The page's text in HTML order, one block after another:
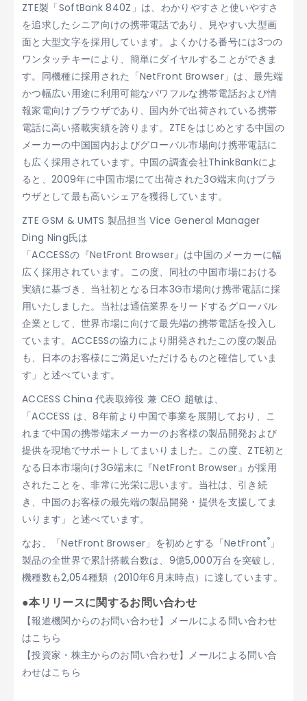
ZTE製「SoftBank 840Z」は、わかりやすさと使いやすさ
を追求したシニア向けの携帯電話であり、見やすい大型画
面と大型文字を採用しています。よくかける番号には3つの
ワンタッチキーにより、簡単にダイヤルすることができま
す。同機種に採用された「NetFront Browser」は、最先端
かつ幅広い用途に利用可能なパワフルな携帯電話および情
報家電向けブラウザであり、国内外で出荷されている携帯
電話に高い搭載実績を誇ります。ZTEをはじめとする中国の
メーカーの中国国内およびグローバル市場向け携帯電話に
も広く採用されています。中国の調査会社ThinkBankによ
ると、2009年に中国市場にて出荷された3G端末向けブラ
ウザとして最も高いシェアを獲得しています。
ZTE GSM & UMTS 製品担当 Vice General Manager
Ding Ning氏は
「ACCESSの『NetFront Browser』は中国のメーカーに幅
広く採用されています。この度、同社の中国市場における
実績に基づき、当社初となる日本3G市場向け携帯電話に採
用いたしました。当社は通信業界をリードするグローバル
企業として、世界市場に向けて最先端の携帯電話を投入し
ています。ACCESSの協力により開発されたこの度の製品
も、日本のお客様にご満足いただけるものと確信していま
す」と述べています。
ACCESS China 代表取締役 兼 CEO 趙敏は、
「ACCESS は、8年前より中国で事業を展開しており、こ
れまで中国の携帯端末メーカーのお客様の製品開発および
提供を現地でサポートしてまいりました。この度、ZTE初と
なる日本市場向け3G端末に『NetFront Browser』が採用
されたことを、非常に光栄に思います。当社は、引き続
き、中国のお客様の最先端の製品開発・提供を支援してま
いります」と述べています。
なお、「NetFront Browser」を初めとする「NetFront®」
製品の全世界で累計搭載台数は、9億5,000万台を突破し、
機種数も2,054種類（2010年6月末時点）に達しています。
●本リリースに関するお問い合わせ
【報道機関からのお問い合わせ】メールによる問い合わせ
はこちら
【投資家・株主からのお問い合わせ】メールによる問い合
わせはこちら